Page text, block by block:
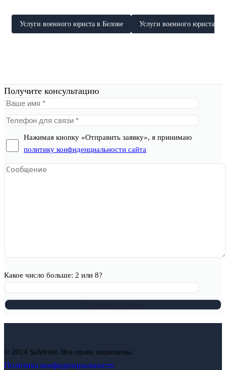
Услуги военного юриста в Белове Услуги военного юриста в
Получите консультацию
Нажимая кнопку «Отправить заявку», я принимаю
политику конфиденциальности сайта
Какое число больше: 2 или 8?
© 2024 Safebilet. Все права защищены.
Политика конфиденциальности